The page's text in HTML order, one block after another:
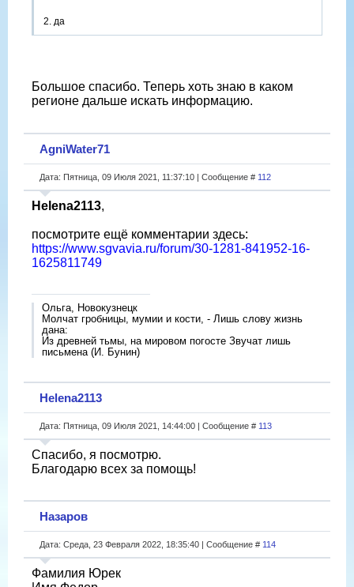
2. да
4. Этот штампик - дата получения зелёной карты ВАСтом
(WASt - гос. справочная служба вермахта).
Большое спасибо. Теперь хоть знаю в каком
регионе дальше искать информацию.
AgniWater71
Дата: Пятница, 09 Июля 2021, 11:37:10 | Сообщение # 112
Helena2113,
посмотрите ещё комментарии здесь:
https://www.sgvavia.ru/forum/30-1281-841952-16-
1625811749
Ольга, Новокузнецк
Молчат гробницы, мумии и кости, - Лишь слову жизнь
дана:
Из древней тьмы, на мировом погосте Звучат лишь
письмена (И. Бунин)
Helena2113
Дата: Пятница, 09 Июля 2021, 14:44:00 | Сообщение # 113
Спасибо, я посмотрю.
Благодарю всех за помощь!
Назаров
Дата: Среда, 23 Февраля 2022, 18:35:40 | Сообщение # 114
Фамилия Юрек